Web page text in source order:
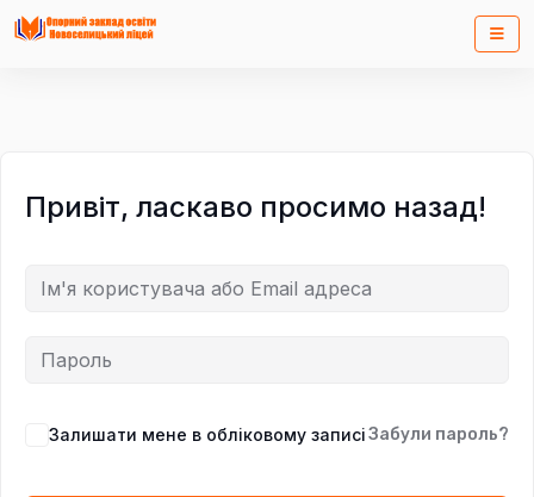
Привіт, ласкаво просимо назад!
Залишати мене в обліковому записіЗабули пароль?